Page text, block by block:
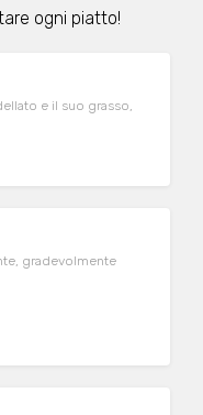
ogni piatto!
e il suo grasso,
gradevolmente